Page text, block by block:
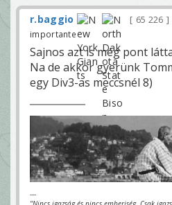
r.baggio 65 226
importante
Sajnos azt is még pont
Na de akkor gyerünk
egy Div3-as meccsnél 8)
---